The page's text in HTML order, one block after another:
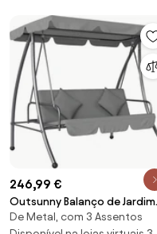
246,99 €
Outsunny Balanço de Jardim
Conversível 3 Lugares
De Metal, com 3 Assentos